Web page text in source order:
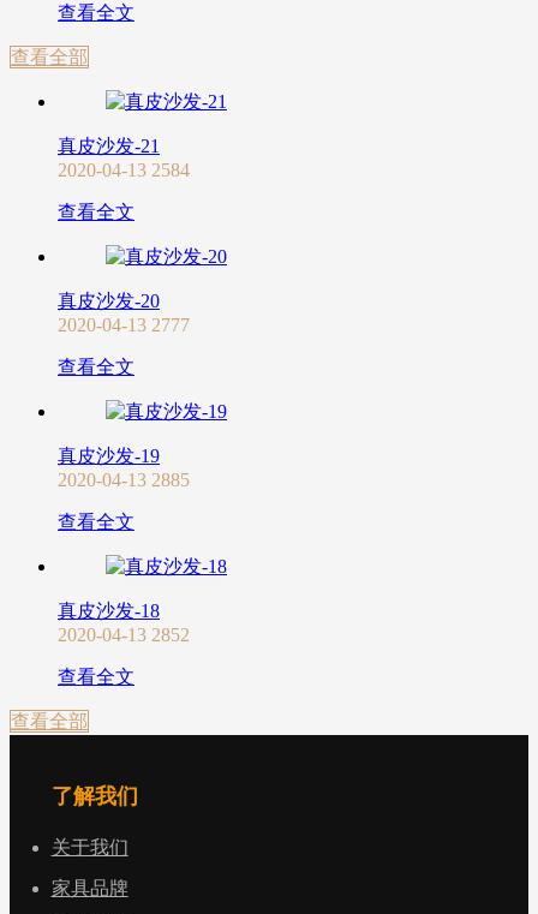
查看全文
查看全部
真皮沙发-21
2020-04-13 2584
查看全文
真皮沙发-20
2020-04-13 2777
查看全文
真皮沙发-19
2020-04-13 2885
查看全文
真皮沙发-18
2020-04-13 2852
查看全文
查看全部
了解我们
关于我们
家具品牌